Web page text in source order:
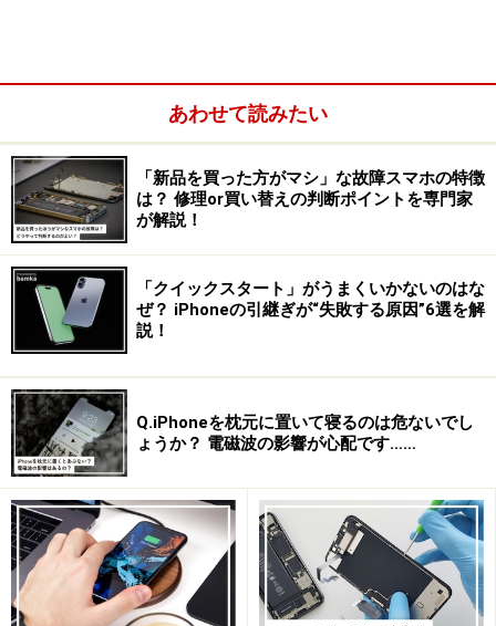
あわせて読みたい
「新品を買った方がマシ」な故障スマホの特徴
は？ 修理or買い替えの判断ポイントを専門家
が解説！
「クイックスタート」がうまくいかないのはな
ぜ？ iPhoneの引継ぎが“失敗する原因”6選を解
説！
Q.iPhoneを枕元に置いて寝るのは危ないでし
ょうか？ 電磁波の影響が心配です……